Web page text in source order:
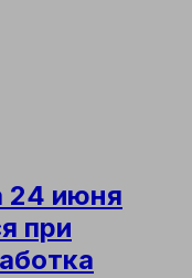
24 июня
при